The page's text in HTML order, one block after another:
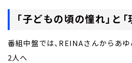
「子どもの頃の憧れ」と
番組中盤では、REINAさんからあ
2人へ